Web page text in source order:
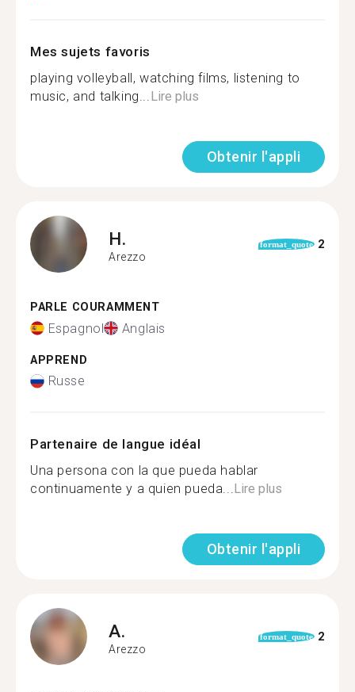
Mes sujets favoris
playing volleyball, watching films, listening to
music, and talking...Lire plus
Obtenir l'appli
H.
Arezzo
format_quote 2
PARLE COURAMMENT
Espagnol Anglais
APPREND
Russe
Partenaire de langue idéal
Una persona con la que pueda hablar
continuamente y a quien pueda...Lire plus
Obtenir l'appli
A.
Arezzo
format_quote 2